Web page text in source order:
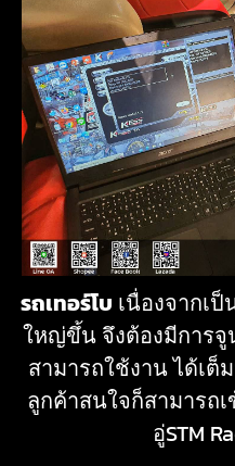
รถเทอร์โบ เนื่องจากเ
ใหญ่ขึ้น จึงต้องมีการจู
สามารถใช้งาน ได้เต็
ลูกค้าสนใจก็สามารถ
อู่STM